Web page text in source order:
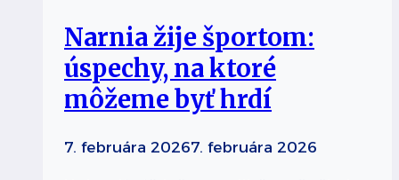
Narnia žije športom:
úspechy, na ktoré
môžeme byť hrdí
7. februára 20267. februára 2026